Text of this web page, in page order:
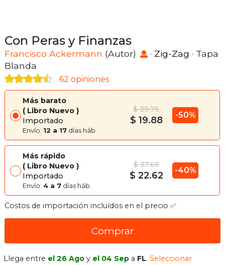
Con Peras y Finanzas
Francisco Ackermann (Autor) · Zig-Zag · Tapa
Blanda
62 opiniones
Más barato
Libro Nuevo
Importado
Envío: 12 a 17 días háb.
$ 39.75
$ 19.88 -50%
Más rápido
Libro Nuevo
Importado
Envío: 4 a 7 días háb.
$ 37.69
$ 22.62 -40%
Costos de importación incluídos en el precio ✅
Comprar
Llega entre el 26 Ago y el 04 Sep a FL.Seleccionar